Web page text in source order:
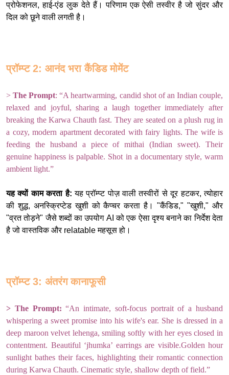
प्रोफेशनल, हाई-एंड लुक देते हैं। परिणाम एक ऐसी तस्वीर है जो सुंदर और
दिल को छूने वाली लगती है।
प्रॉम्प्ट 2: आनंद भरा कैंडिड मोमेंट
>The Prompt:“A heartwarming, candid shot of an Indian couple,
relaxed and joyful, sharing a laugh together immediately after
breaking the Karwa Chauth fast. They are seated on a plush rug in
a cozy, modern apartment decorated with fairy lights. The wife is
feeding the husband a piece of mithai (Indian sweet). Their
genuine happiness is palpable. Shot in a documentary style, warm
ambient light.”
यह क्यों काम करता है: यह प्रॉम्प्ट पोज़ वाली तस्वीरों से दूर हटकर, त्योहार
की शुद्ध, अनस्क्रिप्टेड खुशी को कैप्चर करता है। "कैंडिड," "खुशी," और
"व्रत तोड़ने" जैसे शब्दों का उपयोग AI को एक ऐसा दृश्य बनाने का निर्देश देता
है जो वास्तविक और relatable महसूस हो।
प्रॉम्प्ट 3: अंतरंग कानाफूसी
> The Prompt: “An intimate, soft-focus portrait of a husband
whispering a sweet promise into his wife's ear. She is dressed in a
deep maroon velvet lehenga, smiling softly with her eyes closed in
contentment. Beautiful ‘jhumka’ earrings are visible.Golden hour
sunlight bathes their faces, highlighting their romantic connection
during Karwa Chauth. Cinematic style, shallow depth of field.”